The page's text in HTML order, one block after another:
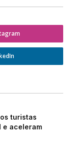
turistas
e aceleram